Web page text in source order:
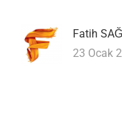
Fatih
23 Ocak